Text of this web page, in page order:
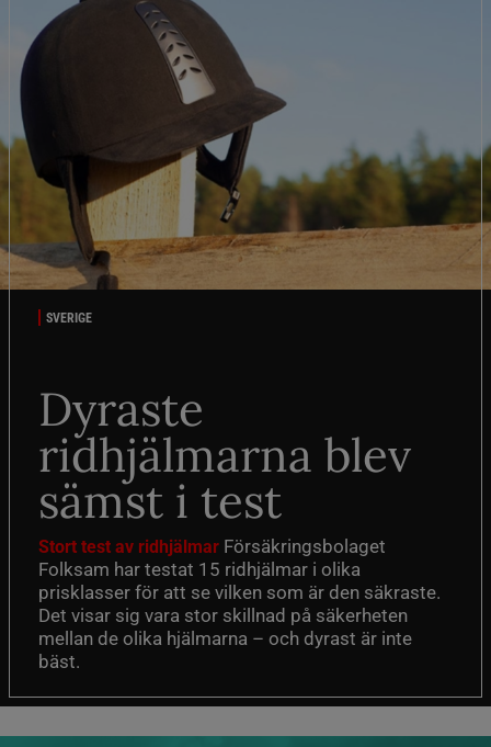
SVERIGE
Dyraste
ridhjälmarna blev
sämst i test
Stort test av ridhjälmar Försäkringsbolaget
Folksam har testat 15 ridhjälmar i olika
prisklasser för att se vilken som är den säkraste.
Det visar sig vara stor skillnad på säkerheten
mellan de olika hjälmarna – och dyrast är inte
bäst.